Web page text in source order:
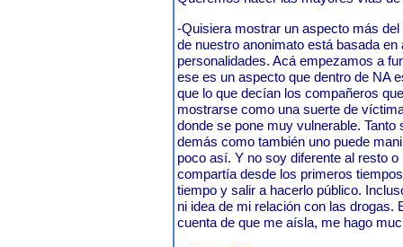
-Quisiera mostrar un aspecto más
de nuestro anonimato está basada
personalidades. Acá empezamos a
ese es un aspecto que dentro de NA
que lo que decían los compañeros
mostrarse como una suerte de
donde se pone muy vulnerable.
demás como también uno puede
poco así. Y no soy diferente al resto
compartía desde los primeros
tiempo y salir a hacerlo público.
ni idea de mi relación con las drogas.
cuenta de que me aísla, me hago